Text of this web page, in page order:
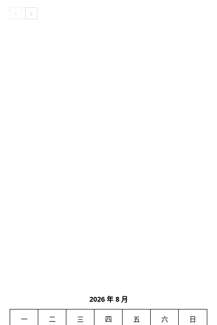
2026 年 8 月
一 二 三 四 五 六 日